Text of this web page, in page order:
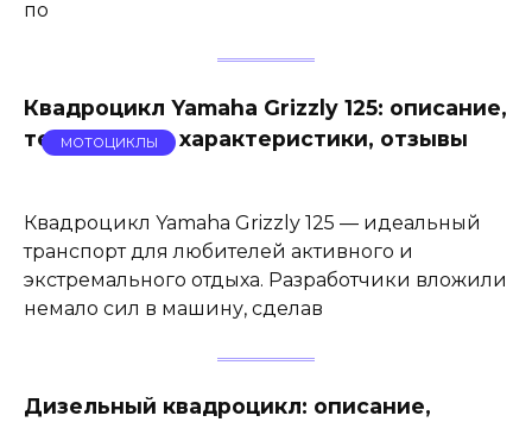
по
Квадроцикл Yamaha Grizzly 125: описание,
технические характеристики, отзывы
МОТОЦИКЛЫ
Квадроцикл Yamaha Grizzly 125 — идеальный
транспорт для любителей активного и
экстремального отдыха. Разработчики вложили
немало сил в машину, сделав
Дизельный квадроцикл: описание,